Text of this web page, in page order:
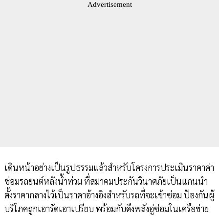
Advertisement
เดินหน้าอย่างเป็นรูปธรรมแล้วสำหรับโครงการประเมินราคาค่า
ซ่อมรถยนต์หลังน้ำท่วม ที่สมาคมประกันวินาศภัยเป็นแกนนำ
ตั้งราคากลางไว้เป็นราคาอ้างอิงสำหรับรถที่จะเข้าซ่อม ป้องกันผู้
บริโภคถูกเอารัดเอาเปรียบ พร้อมกับดึงพลังอู่ซ่อมในเครือข่าย